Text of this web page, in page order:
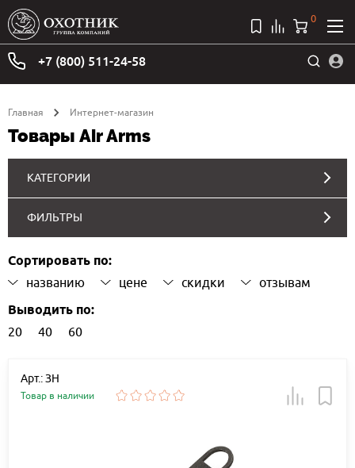
+7 (800) 511-24-58
0
Главная Интернет-магазин
Товары Air Arms
КАТЕГОРИИ
ФИЛЬТРЫ
Сортировать по:
названию цене скидки отзывам
Выводить по:
20 40 60
Арт.: ЗН
Товар в наличии